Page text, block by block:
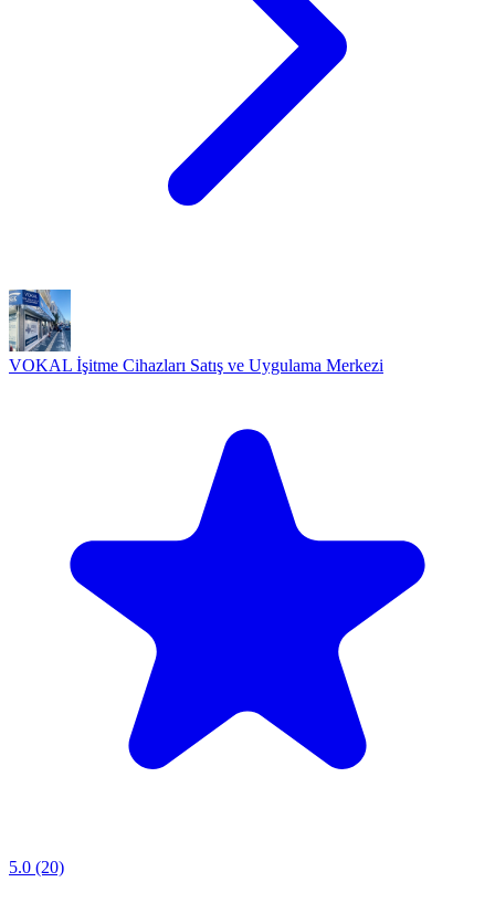
VOKAL İşitme Cihazları Satış ve Uygulama Merkezi
5.0 (20)